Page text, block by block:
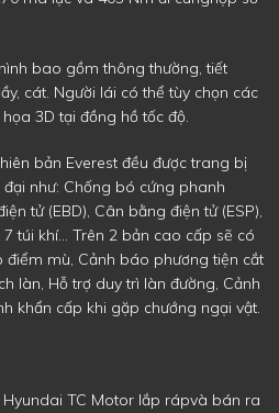
bao gồm thông thường, tiết
cát. Người lái có thể tùy chọn các
3D tại đồng hồ tốc độ.
bản Everest đều được trang bị
như: Chống bó cứng phanh
tử (EBD), Cân bằng điện tử (ESP),
túi khí... Trên 2 bản cao cấp sẽ có
mù, Cảnh báo phương tiện cắt
làn, Hỗ trợ duy trì làn đường, Cảnh
khẩn cấp khi gặp chướng ngại vật.
TC Motor lắp rápvà bán ra